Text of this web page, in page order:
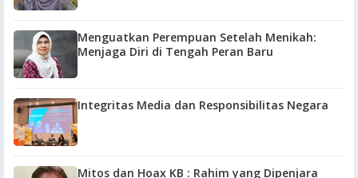
Menguatkan Perempuan Setelah Menikah:
Menjaga Diri di Tengah Peran Baru
Integritas Media dan Responsibilitas Negara
Mitos dan Hoax KB : Rahim yang Dipenjara